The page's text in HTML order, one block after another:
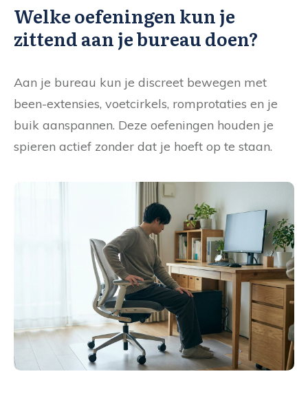
Welke oefeningen kun je
zittend aan je bureau doen?
Aan je bureau kun je discreet bewegen met
been-extensies, voetcirkels, romprotaties en je
buik aanspannen. Deze oefeningen houden je
spieren actief zonder dat je hoeft op te staan.